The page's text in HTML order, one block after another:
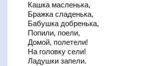
Кашка масленька,
Бражка сладенька,
Бабушка добренька,
Попили, поели,
Домой, полетели!
На головку сели!
Ладушки запели.